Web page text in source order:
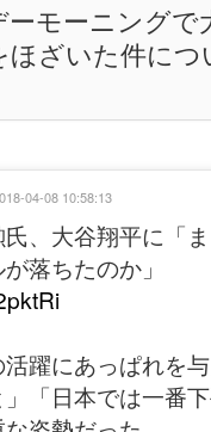
モーニングで
ざいた件につ
氏、大谷翔平に「
落ちたのか」
躍にあっぱれを
「日本では一番
04-08 10:58:13